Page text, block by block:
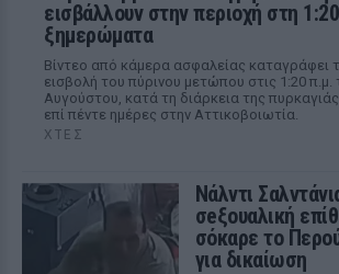
εισβάλλουν στην περιοχή στη
ξημερώματα
Βίντεο από κάμερα ασφαλείας καταγράφει
εισβολή του πύρινου μετώπου στις 1:20 π.μ.
Αυγούστου, κατά τη διάρκεια της
επί πέντε ημέρες στην Αττικοβοιωτία.
ΧΤΕΣ
Νάλντι
σeξουαλική
σόκαρε το
για δικαίωση